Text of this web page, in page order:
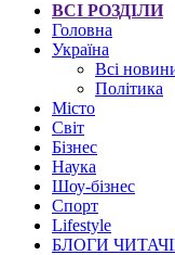
ВСІ РОЗДІЛИ
Головна
Україна
Всі
Політика
Місто
Світ
Бізнес
Наука
Шоу-бізнес
Спорт
Lifestyle
БЛОГИ